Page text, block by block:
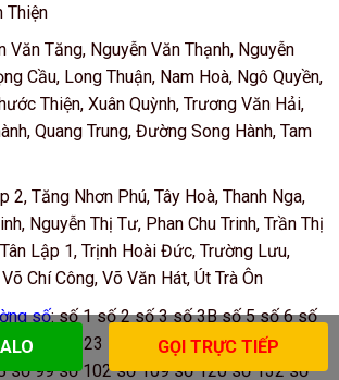
Thiện
Văn Tăng, Nguyễn Văn Thạnh, Nguyễn
Cầu, Long Thuận, Nam Hoà, Ngô Quyền,
Thiện, Xuân Quỳnh, Trương Văn Hải,
Quang Trung, Đường Song Hành, Tam
2, Tăng Nhơn Phú, Tây Hoà, Thanh Nga,
Nguyễn Thị Tư, Phan Chu Trinh, Trần Thị
Lập 1, Trịnh Hoài Đức, Trường Lưu,
Chí Công, Võ Văn Hát, Út Trà Ôn
số: số 1 số 2 số 3 số 3B số 5 số 6 số
số 22 số 23 số 27 số 28 số 33 số 58 số
số 99 số 102 số 109 số 120 số 132 số
GỌI TRỰC TIẾP